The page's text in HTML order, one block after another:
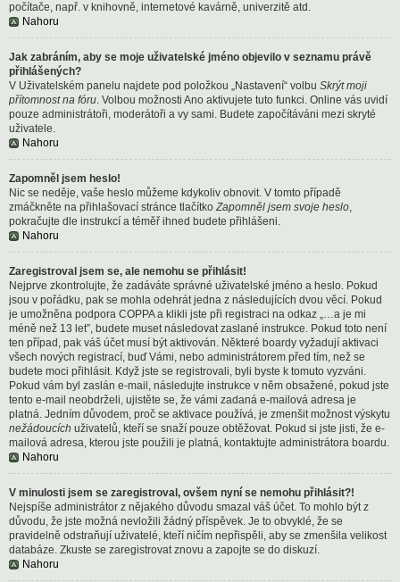
počítače, např. v knihovně, internetové kavárně, univerzitě atd.
Nahoru
Jak zabráním, aby se moje uživatelské jméno objevilo v seznamu právě
přihlášených?
V Uživatelském panelu najdete pod položkou „Nastavení“ volbu Skrýt moji
přítomnost na fóru. Volbou možnosti Ano aktivujete tuto funkci. Online vás uvidí
pouze administrátoři, moderátoři a vy sami. Budete započítáváni mezi skryté
uživatele.
Nahoru
Zapomněl jsem heslo!
Nic se neděje, vaše heslo můžeme kdykoliv obnovit. V tomto případě
zmáčkněte na přihlašovací stránce tlačítkoZapomněl jsem svoje heslo,
pokračujte dle instrukcí a téměř ihned budete přihlášeni.
Nahoru
Zaregistroval jsem se, ale nemohu se přihlásit!
Nejprve zkontrolujte, že zadáváte správné uživatelské jméno a heslo. Pokud
jsou v pořádku, pak se mohla odehrát jedna z následujících dvou věcí. Pokud
je umožněna podpora COPPA a klikli jste při registraci na odkaz „…a je mi
méně než 13 let”, budete muset následovat zaslané instrukce. Pokud toto není
ten případ, pak váš účet musí být aktivován. Některé boardy vyžadují aktivaci
všech nových registrací, buď Vámi, nebo administrátorem před tím, než se
budete moci přihlásit. Když jste se registrovali, byli byste k tomuto vyzváni.
Pokud vám byl zaslán e-mail, následujte instrukce v něm obsažené, pokud jste
tento e-mail neobdrželi, ujistěte se, že vámi zadaná e-mailová adresa je
platná. Jedním důvodem, proč se aktivace používá, je zmenšit možnost výskytu
nežádoucích uživatelů, kteří se snaží pouze obtěžovat. Pokud si jste jisti, že e-
mailová adresa, kterou jste použili je platná, kontaktujte administrátora boardu.
Nahoru
V minulosti jsem se zaregistroval, ovšem nyní se nemohu přihlásit?!
Nejspíše administrátor z nějakého důvodu smazal váš účet. To mohlo být z
důvodu, že jste možná nevložili žádný příspěvek. Je to obvyklé, že se
pravidelně odstraňují uživatelé, kteří ničím nepřispěli, aby se zmenšila velikost
databáze. Zkuste se zaregistrovat znovu a zapojte se do diskuzí.
Nahoru